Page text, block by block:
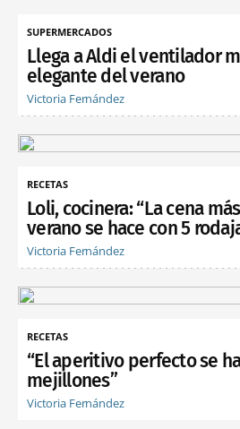
SUPERMERCADOS
Llega a Aldi el ventilador
elegante del verano
Victoria Fernández
RECETAS
Loli, cocinera: “La cena
verano se hace con 5
Victoria Fernández
RECETAS
“El aperitivo perfecto se
mejillones”
Victoria Fernández